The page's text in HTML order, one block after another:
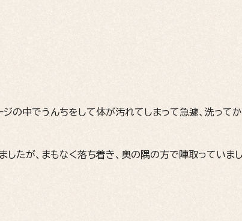
の中でうんちをして体が汚れてしまって急遽、洗って
たが、まもなく落ち着き、奥の隅の方で陣取っていまし